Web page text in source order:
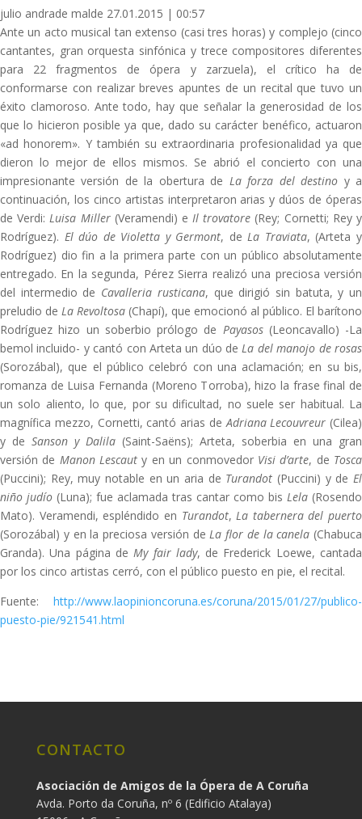
julio andrade malde 27.01.2015 | 00:57
Ante un acto musical tan extenso (casi tres horas) y complejo (cinco
cantantes, gran orquesta sinfónica y trece compositores diferentes
para 22 fragmentos de ópera y zarzuela), el crítico ha de
conformarse con realizar breves apuntes de un recital que tuvo un
éxito clamoroso. Ante todo, hay que señalar la generosidad de los
que lo hicieron posible ya que, dado su carácter benéfico, actuaron
«ad honorem». Y también su extraordinaria profesionalidad ya que
dieron lo mejor de ellos mismos. Se abrió el concierto con una
impresionante versión de la obertura de La forza del destino y a
continuación, los cinco artistas interpretaron arias y dúos de óperas
de Verdi:Luisa Miller(Veramendi) eIl trovatore (Rey; Cornetti; Rey y
Rodríguez). El dúo de Violetta y Germont, deLa Traviata, (Arteta y
Rodríguez) dio fin a la primera parte con un público absolutamente
entregado. En la segunda, Pérez Sierra realizó una preciosa versión
del intermedio de Cavalleria rusticana, que dirigió sin batuta, y un
preludio de La Revoltosa (Chapí), que emocionó al público. El barítono
Rodríguez hizo un soberbio prólogo de Payasos(Leoncavallo) -La
bemol incluido- y cantó con Arteta un dúo deLa del manojo de rosas
(Sorozábal), que el público celebró con una aclamación; en su bis,
romanza de Luisa Fernanda (Moreno Torroba), hizo la frase final de
un solo aliento, lo que, por su dificultad, no suele ser habitual. La
magnífica mezzo, Cornetti, cantó arias deAdriana Lecouvreur (Cilea)
y de Sanson y Dalila (Saint-Saëns); Arteta, soberbia en una gran
versión de Manon Lescaut y en un conmovedor Visi d’arte, de Tosca
(Puccini); Rey, muy notable en un aria de Turandot (Puccini) y deEl
niño judío (Luna); fue aclamada tras cantar como bis Lela (Rosendo
Mato). Veramendi, espléndido en Turandot,La tabernera del puerto
(Sorozábal) y en la preciosa versión deLa flor de la canela (Chabuca
Granda). Una página deMy fair lady, de Frederick Loewe, cantada
por los cinco artistas cerró, con el público puesto en pie, el recital.
Fuente: http://www.laopinioncoruna.es/coruna/2015/01/27/publico-
puesto-pie/921541.html
CONTACTO
Asociación de Amigos de la Ópera de A Coruña
Avda. Porto da Coruña, nº 6 (Edificio Atalaya)